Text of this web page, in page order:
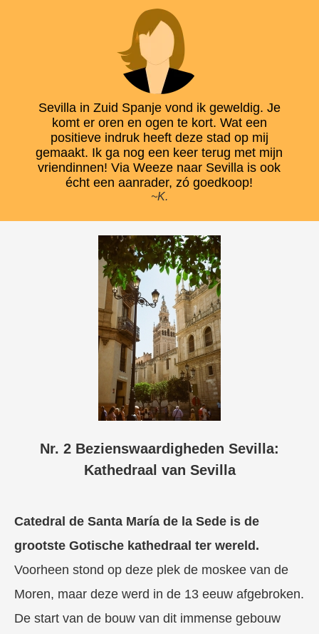
Sevilla in Zuid Spanje vond ik geweldig. Je
komt er oren en ogen te kort. Wat een
positieve indruk heeft deze stad op mij
gemaakt. Ik ga nog een keer terug met mijn
vriendinnen! Via Weeze naar Sevilla is ook
écht een aanrader, zó goedkoop!
~K.
Nr. 2 Bezienswaardigheden Sevilla:
Kathedraal van Sevilla
Catedral de Santa María de la Sede is de
grootste Gotische kathedraal ter wereld.
Voorheen stond op deze plek de moskee van de
Moren, maar deze werd in de 13 eeuw afgebroken.
De start van de bouw van dit immense gebouw